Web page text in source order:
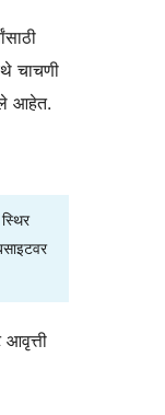
चाचणी
आहेत.
आवृत्ती